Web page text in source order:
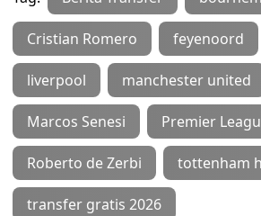
Cristian Romero feyenoord
liverpool manchester united
Marcos Senesi Premier
Roberto de Zerbi tottenham
transfer gratis 2026